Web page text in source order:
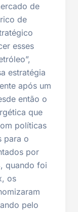
de
de
esses
estratégia
após um
então o
que
políticas
para o
por
quando foi
os
pelo